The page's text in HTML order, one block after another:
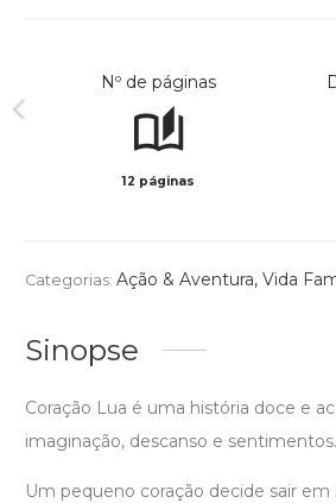
Nº de páginas
12 páginas
Categorias: Ação & Aventura, Vida
Sinopse
Coração Lua é uma história doce e
imaginação, descanso e sentimentos.
Um pequeno coração decide sair